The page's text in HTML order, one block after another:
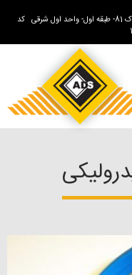
تهران، خیابان استاد مطهری،بعد از چهارراه سهروردی- پلاک 81- طبقه اول- واحد اول شرقی کد